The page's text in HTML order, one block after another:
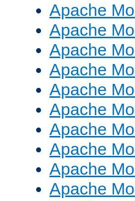
Apache
Apache
Apache
Apache
Apache
Apache
Apache
Apache
Apache
Apache